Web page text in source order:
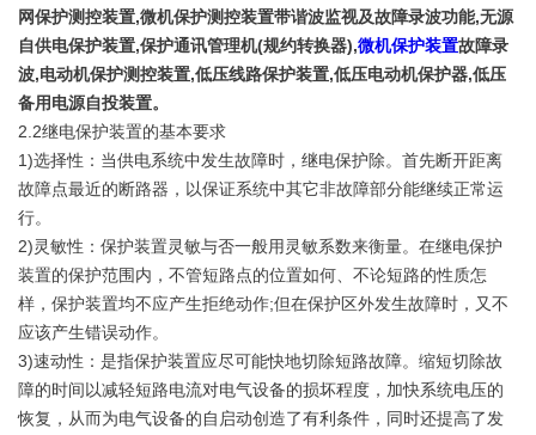
网保护测控装置,微机保护测控装置带谐波监视及故障录波功能,无源
自供电保护装置,保护通讯管理机(规约转换器),微机保护装置故障录
波,电动机保护测控装置,低压线路保护装置,低压电动机保护器,低压
备用电源自投装置。
2.2继电保护装置的基本要求
1)选择性：当供电系统中发生故障时，继电保护除。首先断开距离
故障点最近的断路器，以保证系统中其它非故障部分能继续正常运
行。
2)灵敏性：保护装置灵敏与否一般用灵敏系数来衡量。在继电保护
装置的保护范围内，不管短路点的位置如何、不论短路的性质怎
样，保护装置均不应产生拒绝动作;但在保护区外发生故障时，又不
应该产生错误动作。
3)速动性：是指保护装置应尽可能快地切除短路故障。缩短切除故
障的时间以减轻短路电流对电气设备的损坏程度，加快系统电压的
恢复，从而为电气设备的自启动创造了有利条件，同时还提高了发